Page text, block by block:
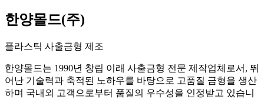
한양몰드(주)
플라스틱 사출금형 제조
한양몰드는 1990년 창립 이래 사출금형 전문 제작업체로서, 뛰
어난 기술력과 축적된 노하우를 바탕으로 고품질 금형을 생산
하며 국내외 고객으로부터 품질의 우수성을 인정받고 있습니